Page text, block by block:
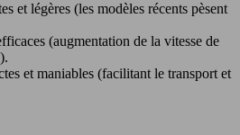
et légères (les modèles récents pèsent
(augmentation de la vitesse de
et maniables (facilitant le transport et